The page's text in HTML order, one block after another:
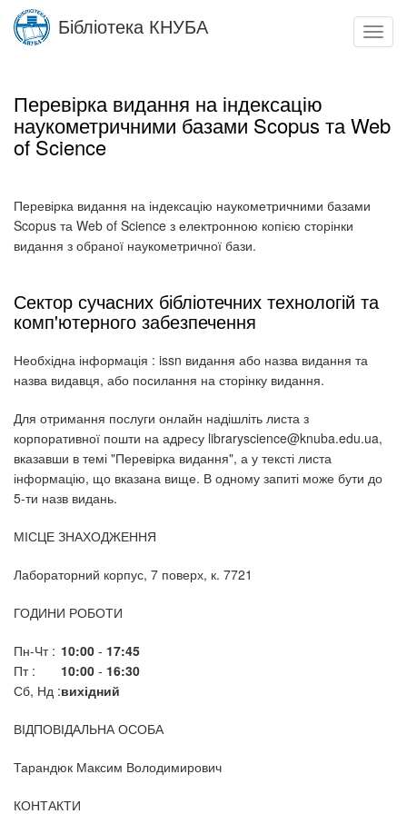
Skip
main
Бібліотека КНУБА
Перевірка видання на індексацію
наукометричними базами Scopus та Web
of Science
Перевірка видання на індексацію наукометричними базами
Scopus та Web of Science з електронною копією сторінки
видання з обраної наукометричної бази.
Сектор сучасних бібліотечних технологій та
комп'ютерного забезпечення
Необхідна інформація : issn видання або назва видання та
назва видавця, або посилання на сторінку видання.
Для отримання послуги онлайн надішліть листа з
корпоративної пошти на адресу libraryscience@knuba.edu.ua,
вказавши в темі "Перевірка видання", а у тексті листа
інформацію, що вказана вище. В одному запиті може бути до
5-ти назв видань.
МІСЦЕ ЗНАХОДЖЕННЯ
Лабораторний корпус, 7 поверх, к. 7721
ГОДИНИ РОБОТИ
Пн-Чт : 10:00 - 17:45
Пт :
10:00 - 16:30
Сб, Нд :вихідний
ВІДПОВІДАЛЬНА ОСОБА
Тарандюк Максим Володимирович
КОНТАКТИ